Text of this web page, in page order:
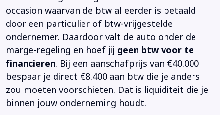
occasion waarvan de btw al eerder is betaald
door een particulier of btw-vrijgestelde
ondernemer. Daardoor valt de auto onder de
marge-regeling en hoef jij geen btw voor te
financieren. Bij een aanschafprijs van €40.000
bespaar je direct €8.400 aan btw die je anders
zou moeten voorschieten. Dat is liquiditeit die je
binnen jouw onderneming houdt.